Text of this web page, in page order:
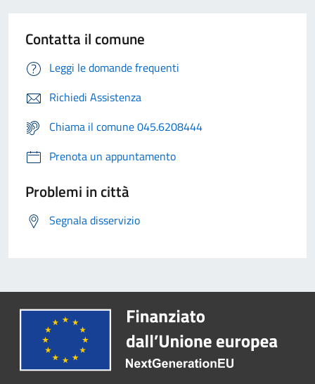
Contatta il comune
Leggi le domande frequenti
Richiedi Assistenza
Chiama il comune 045.6208444
Prenota un appuntamento
Problemi in città
Segnala disservizio